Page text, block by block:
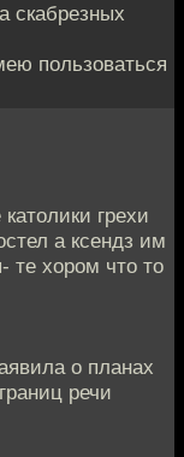
скабрезных
пользоваться
грехи
а ксендз им
те хором что то
о планах
речи